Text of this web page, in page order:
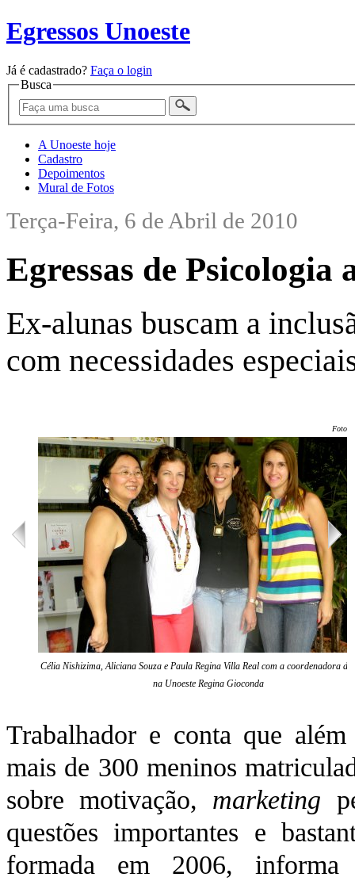
Egressos Unoeste
Já é cadastrado? Faça o login
Busca
A Unoeste hoje
Cadastro
Depoimentos
Mural de Fotos
Terça-Feira, 6 de Abril de 2010
Egressas de Psicologia
Ex-alunas buscam a
com necessidades
Foto:
Célia Nishizima, Aliciana Souza e Paula Regina Villa Real com a coordenadora
na Unoeste Regina Gioconda
Trabalhador e conta que
mais de 300 meninos
sobre motivação, marketing
questões importantes e
formada em 2006,